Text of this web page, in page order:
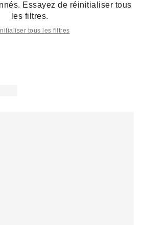
Essayez de réinitialiser tous
les filtres.
tous les filtres